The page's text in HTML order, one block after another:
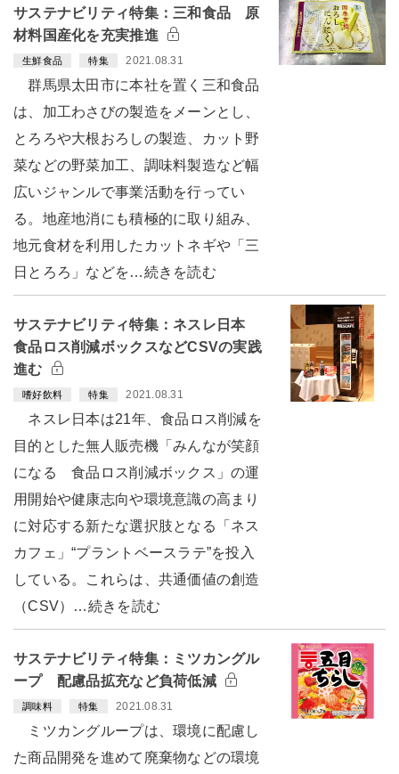
サステナビリティ特集：三和食品 原
材料国産化を充実推進
生鮮食品 特集 2021.08.31
群馬県太田市に本社を置く三和食品
は、加工わさびの製造をメーンとし、
とろろや大根おろしの製造、カット野
菜などの野菜加工、調味料製造など幅
広いジャンルで事業活動を行ってい
る。地産地消にも積極的に取り組み、
地元食材を利用したカットネギや「三
日とろろ」などを…続きを読む
サステナビリティ特集：ネスレ日本
食品ロス削減ボックスなどCSVの実践
進む
嗜好飲料 特集 2021.08.31
ネスレ日本は21年、食品ロス削減を
目的とした無人販売機「みんなが笑顔
になる 食品ロス削減ボックス」の運
用開始や健康志向や環境意識の高まり
に対応する新たな選択肢となる「ネス
カフェ」“プラントベースラテ”を投入
している。これらは、共通価値の創造
（CSV）…続きを読む
サステナビリティ特集：ミツカングル
ープ 配慮品拡充など負荷低減
調味料 特集 2021.08.31
ミツカングループは、環境に配慮し
た商品開発を進めて廃棄物などの環境